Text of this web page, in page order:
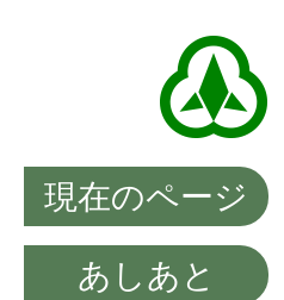
現在のページ
あしあと